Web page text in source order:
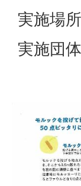
実施場
実施団